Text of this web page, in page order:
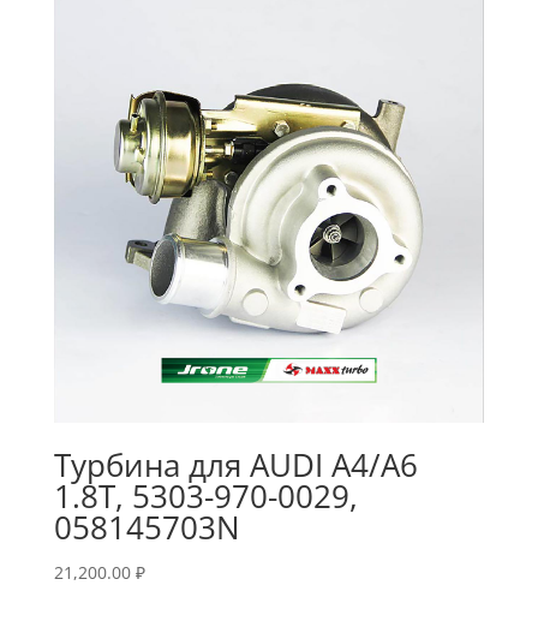
Турбина для AUDI A4/A6
1.8T, 5303-970-0029,
058145703N
21,200.00 ₽